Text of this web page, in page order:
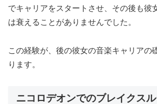
でキャリアをスタートさせ、その後も彼
は衰えることがありませんでした。
この経験が、後の彼女の音楽キャリアの
ります。
ニコロデオンでのブレイクス